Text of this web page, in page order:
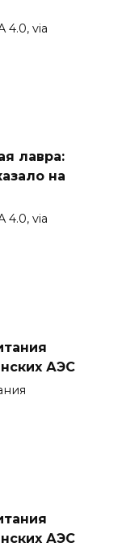
4.0, via
лавра:
на
4.0, via
АЭС
АЭС